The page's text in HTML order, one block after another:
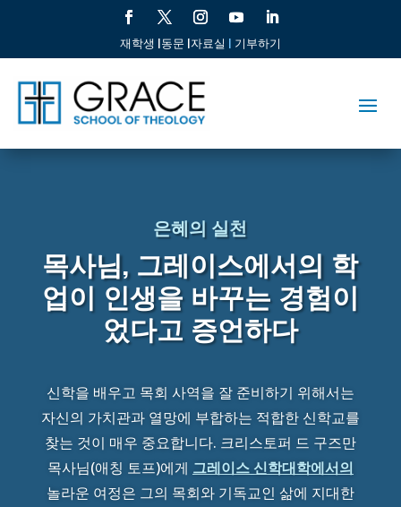
재학생 |동문 |자료실 | 기부하기
은혜의 실천
목사님, 그레이스에서의 학
업이 인생을 바꾸는 경험이
었다고 증언하다
신학을 배우고 목회 사역을 잘 준비하기 위해서는
자신의 가치관과 열망에 부합하는 적합한 신학교를
찾는 것이 매우 중요합니다. 크리스토퍼 드 구즈만
목사님(애칭 토프)에게 그레이스 신학대학에서의
놀라운 여정은 그의 목회와 기독교인 삶에 지대한